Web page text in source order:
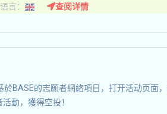
语言： 查阅详情
於BASE的志願者網絡項目，打开活动页面
動，獲得空投！